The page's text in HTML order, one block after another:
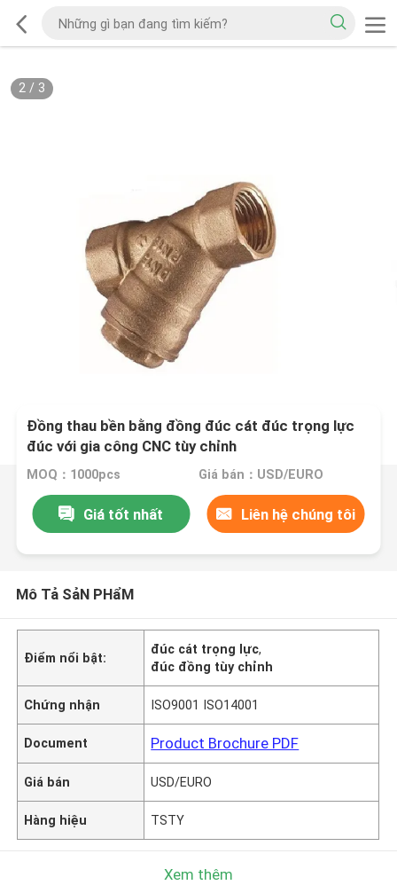
2/ 3
Đồng thau bền bằng đồng đúc cát đúc trọng lực
đúc với gia công CNC tùy chỉnh
MOQ：1000pcs Giá bán：USD/EURO
Giá tốt nhất Liên hệ chúng tôi
Mô Tả SảN PHẩM
Điểm nổi bật:
đúc cát trọng lực,
đúc đồng tùy chỉnh
Chứng nhận ISO9001 ISO14001
Document Product Brochure PDF
Giá bán USD/EURO
Hàng hiệu TSTY
Xem thêm